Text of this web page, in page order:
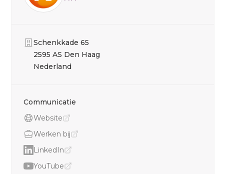
Organisatie
Schenkkade 65
2595 AS Den Haag
Nederland
Communicatie
Website
Werken bij
LinkedIn
YouTube